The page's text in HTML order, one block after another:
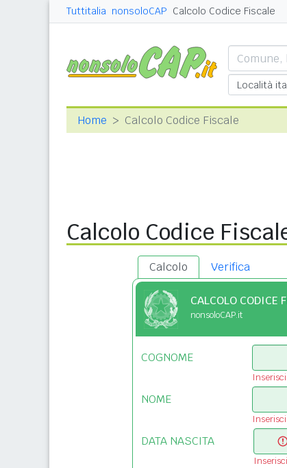
Tuttitalia nonsoloCAP Calcolo Codice Fiscale
Home Calcolo Codice Fiscale
Calcolo Codice
Calcolo Verifica
CALCOLO CODICE
nonsoloCAP.it
COGNOME
NOME
DATA NASCITA